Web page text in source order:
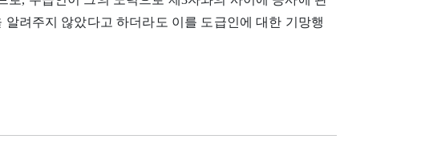
려주지 않았다고 하더라도 이를 도급인에 대한 기망행